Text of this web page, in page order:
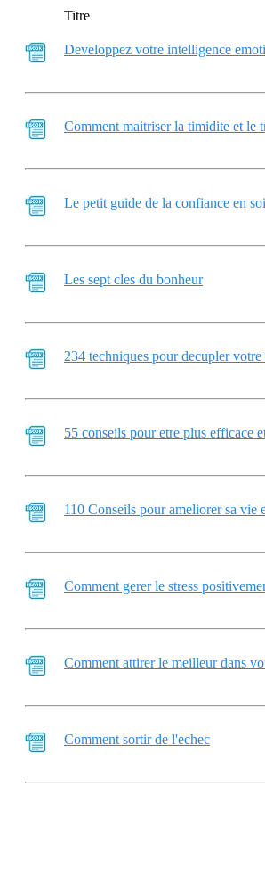
Titre
Developpez votre intelligence
Comment maitriser la timidite et le
Le petit guide de la confiance en soi
Les sept cles du bonheur
234 techniques pour decupler votre
55 conseils pour etre plus efficace
110 Conseils pour ameliorer sa vie
Comment gerer le stress
Comment attirer le meilleur dans
Comment sortir de l'echec